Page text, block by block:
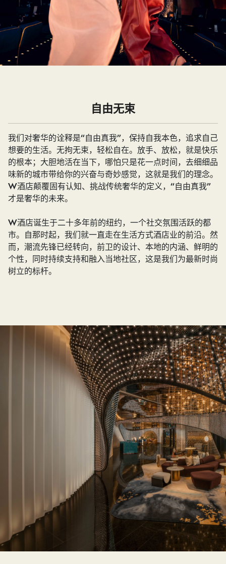
自由无束
我们对奢华的诠释是“自由真我”，保持自我本色，追求自己
想要的生活。无拘无束，轻松自在。放手、放松，就是快乐
的根本；大胆地活在当下，哪怕只是花一点时间，去细细品
味新的城市带给你的兴奋与奇妙感觉，这就是我们的理念。
W酒店颠覆固有认知、挑战传统奢华的定义，“自由真我”
才是奢华的未来。
W酒店诞生于二十多年前的纽约，一个社交氛围活跃的都
市。自那时起，我们就一直走在生活方式酒店业的前沿。然
而，潮流先锋已经转向，前卫的设计、本地的内涵、鲜明的
个性，同时持续支持和融入当地社区，这是我们为最新时尚
树立的标杆。